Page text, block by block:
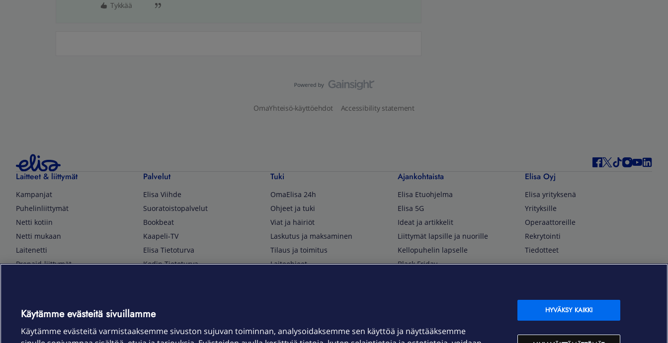
Tykkää
OmaYhteisö-käyttöehdot Accessibility statement
Laitteet & liittymät
Kampanjat
Puhelinliittymät
Netti kotiin
Netti mukaan
Laitenetti
Prepaid-liittymät
TV & audio
Kodinkoneet
Palvelut
Elisa Viihde
Suoratoistopalvelut
Bookbeat
Kaapeli-TV
Elisa Tietoturva
Kodin Tietoturva
Elisa Kotiverkko
Elisa Pilvilinna
Tuki
OmaElisa 24h
Ohjeet ja tuki
Viat ja häiriöt
Laskutus ja maksaminen
Tilaus ja toimitus
Laiteohjeet
Kuuluvuuskartta
Ajankohtaista
Elisa Etuohjelma
Elisa 5G
Ideat ja artikkelit
Liittymät lapsille ja nuorille
Kellopuhelin lapselle
Black Friday
Elisa Oyj
Elisa yrityksenä
Yrityksille
Operaattoreille
Rekrytointi
Tiedotteet
OmaElisa Self Service
Moving to Finland
Elisa Corporation
Käytämme evästeitä sivuillamme
Käytämme evästeitä varmistaaksemme sivuston sujuvan toiminnan, analysoidaksemme sen käyttöä ja näyttääksemme
HYVÄKSY KAIKKI